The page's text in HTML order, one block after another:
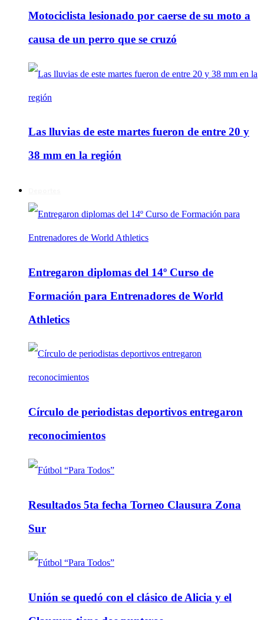
Motociclista lesionado por caerse de su moto a
causa de un perro que se cruzó
Las lluvias de este martes fueron de entre 20 y
38 mm en la región
Entregaron diplomas del 14º Curso de
Formación para Entrenadores de World
Athletics
Círculo de periodistas deportivos entregaron
reconocimientos
Resultados 5ta fecha Torneo Clausura Zona
Sur
Unión se quedó con el clásico de Alicia y el